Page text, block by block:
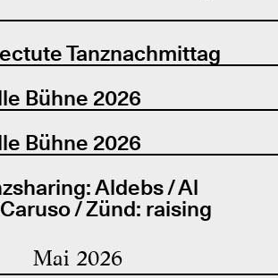
Tanznachmittag
Bühne 2026
Bühne 2026
Aldebs / Al
/ Zünd: raising
Mai 2026